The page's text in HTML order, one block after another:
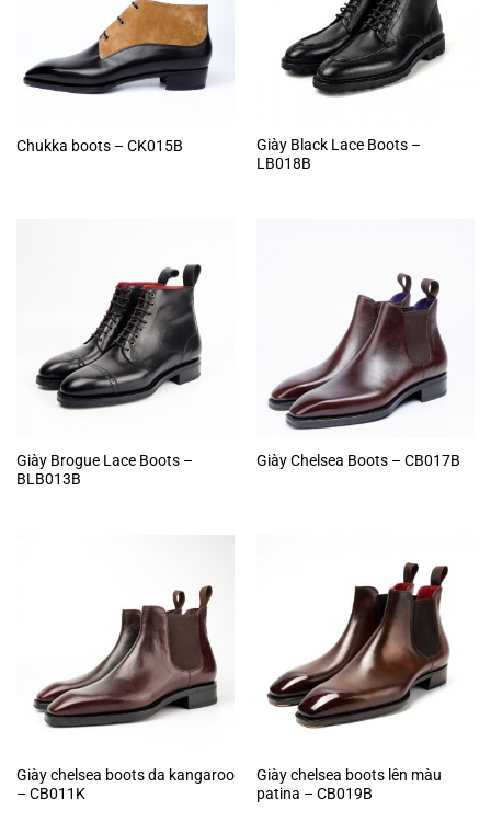
Chukka boots – CK015B
Giày Black Lace Boots –
LB018B
Giày Brogue Lace Boots –
BLB013B
Giày Chelsea Boots – CB017B
Giày chelsea boots da kangaroo
– CB011K
Giày chelsea boots lên màu
patina – CB019B